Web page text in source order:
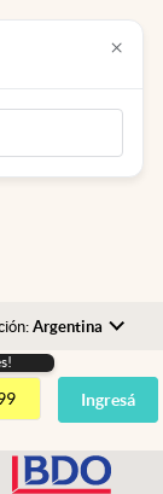
Argentina
Argentina
España
USA
Ingresá
DÓLAR BLUE
×